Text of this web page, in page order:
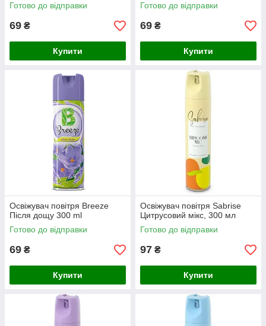
Готово до відправки
69 ₴
Купити
Готово до відправки
69 ₴
Купити
Освіжувач повітря Breeze
Після дощу 300 ml
Готово до відправки
69 ₴
Купити
Освіжувач повітря Sabrise
Цитрусовий мікс, 300 мл
Готово до відправки
97 ₴
Купити